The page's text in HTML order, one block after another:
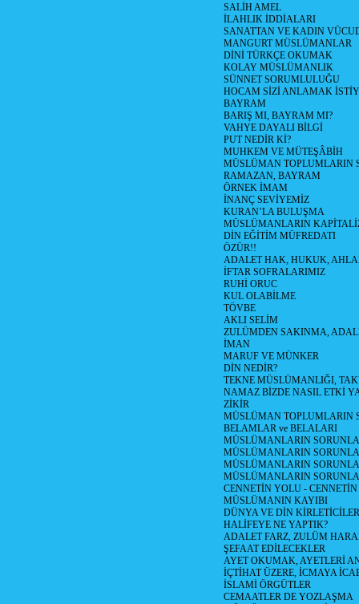
SALİH AMEL
İLAHLIK İDDİALARI
SANATTAN VE KADIN
MANGURT MÜSLÜMANLAR
DİNİ TÜRKÇE OKUMAK
KOLAY MÜSLÜMANLIK
SÜNNET SORUMLULUĞU
HOCAM SİZİ ANLAMAK
BAYRAM
BARIŞ MI, BAYRAM MI?
VAHYE DAYALI BİLGİ
PUT NEDİR Kİ?
MUHKEM VE MÜTEŞÂBİH
MÜSLÜMAN TOPLUMLARIN
RAMAZAN, BAYRAM
ÖRNEK İMAM
İNANÇ SEVİYEMİZ
KURAN’LA BULUŞMA
MÜSLÜMANLARIN
DİN EĞİTİM MÜFREDATI
ÖZÜR!!
ADALET HAK, HUKUK,
İFTAR SOFRALARIMIZ
RUHİ ORUC
KUL OLABİLME
TÖVBE
AKLI SELİM
ZULÜMDEN SAKINMA,
İMAN
MARUF VE MÜNKER
DİN NEDİR?
TEKNE MÜSLÜMANLIĞI,
NAMAZ BİZDE NASIL ETKİ
ZİKİR
MÜSLÜMAN TOPLUMLARIN
BELAMLAR ve BELALARI
MÜSLÜMANLARIN
MÜSLÜMANLARIN
MÜSLÜMANLARIN
MÜSLÜMANLARIN
CENNETİN YOLU -
MÜSLÜMANIN KAYIBI
DÜNYA VE DİN
HALİFEYE NE YAPTIK?
ADALET FARZ, ZULÜM
ŞEFAAT EDİLECEKLER
AYET OKUMAK, AYETLERİ
İÇTİHAT ÜZERE, İCMAYA
İSLAMİ ÖRGÜTLER
CEMAATLER DE YOZLAŞMA